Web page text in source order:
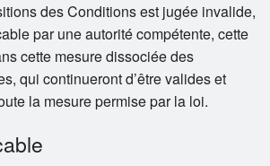
des Conditions est jugée invalide,
par une autorité compétente, cette
cette mesure dissociée des
qui continueront d’être valides et
la mesure permise par la loi.